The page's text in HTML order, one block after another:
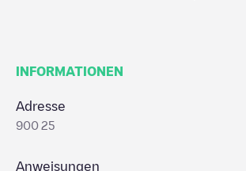
INFORMATIONEN
Adresse
900 25
Anweisungen